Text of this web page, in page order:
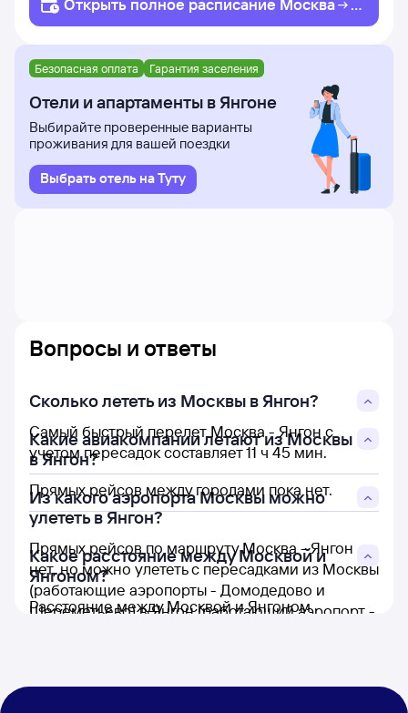
Открыть полное расписание Москва
Я
нгон
Безопасная оплата Гарантия заселения
Отели и апартаменты в Янгоне
Выбирайте проверенные варианты
проживания для вашей поездки
Выбрать отель на Туту
Вопросы и ответы
Сколько лететь из Москвы в Янгон?
Самый быстрый перелет Москва - Янгон с
учетом пересадок составляет 11 ч 45 мин.
Какие авиакомпании летают из Москвы
в Янгон?
Прямых рейсов между городами пока нет.
Из какого аэропорта Москвы можно
улететь в Янгон?
Прямых рейсов по маршруту Москва - Янгон
нет, но можно улететь с пересадками из Москвы
(работающие аэропорты - Домодедово и
Шереметьево) в Янгон (работающий аэропорт -
Какое расстояние между Москвой и
Янгоном?
Расстояние между Москвой и Янгоном